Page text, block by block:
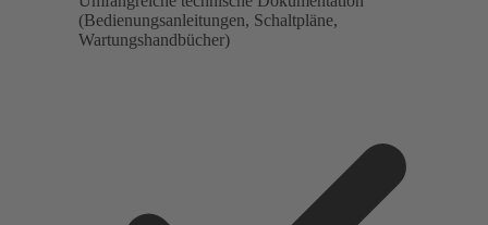
(Bedienungsanleitungen, Schaltpläne,
Wartungshandbücher)